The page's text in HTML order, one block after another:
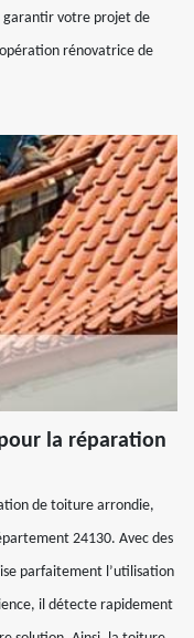
garantir votre projet de
rénovatrice de
la réparation
de toiture arrondie,
24130. Avec des
parfaitement l’utilisation
il détecte rapidement